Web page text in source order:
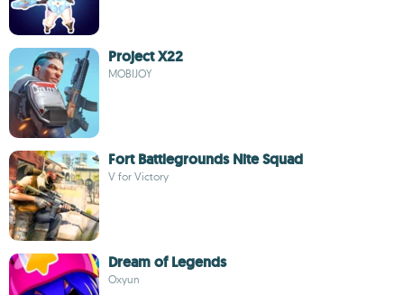
Project X22
MOBIJOY
Fort Battlegrounds Nite Squad
V for Victory
Dream of Legends
Oxyun